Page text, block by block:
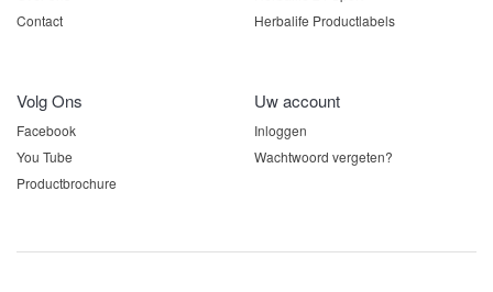
Contact
Herbalife Productlabels
Volg Ons
Facebook
You Tube
Productbrochure
Uw account
Inloggen
Wachtwoord vergeten?